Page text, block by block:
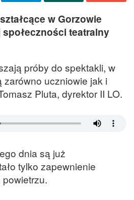
w Gorzowie
teatralny
próby do spektakli, w
zarówno uczniowie jak i
Pluta, dyrektor II LO.
dnia są już
tylko zapewnienie